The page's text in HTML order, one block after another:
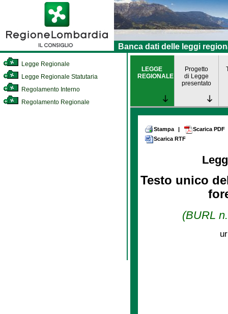
Banca dati delle leggi
Legge Regionale
Legge Regionale Statutaria
Regolamento Interno
Regolamento Regionale
LEGGE
REGIONALE
Progetto
di Legge
presentato
Stampa |
Scarica PDF
Scarica RTF
Testo unico
(BURL